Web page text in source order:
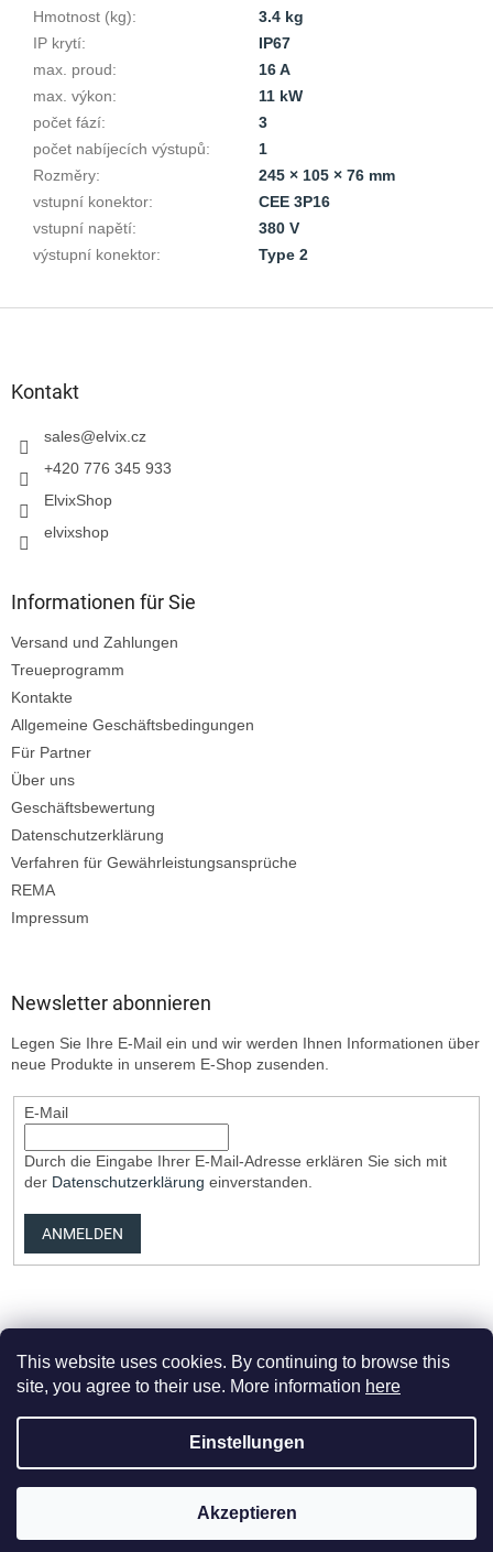
This website uses cookies. By continuing to browse this
site, you agree to their use. More information here
Einstellungen
Akzeptieren
Hmotnost (kg):
3.4 kg
IP krytí:
IP67
max. proud:
16 A
max. výkon:
11 kW
počet fází:
3
počet nabíjecích výstupů:
1
Rozměry:
245 × 105 × 76 mm
vstupní konektor:
CEE 3P16
vstupní napětí:
380 V
výstupní konektor: Type 2
Kontakt
sales@elvix.cz
+420 776 345 933
ElvixShop
elvixshop
Informationen für Sie
Versand und Zahlungen
Treueprogramm
Kontakte
Allgemeine Geschäftsbedingungen
Für Partner
Über uns
Geschäftsbewertung
Datenschutzerklärung
Verfahren für Gewährleistungsansprüche
REMA
Impressum
Newsletter abonnieren
Legen Sie Ihre E-Mail ein und wir werden Ihnen Informationen über
neue Produkte in unserem E-Shop zusenden.
E-Mail
Durch die Eingabe Ihrer E-Mail-Adresse erklären Sie sich mit
der Datenschutzerklärung einverstanden.
ANMELDEN
Einstellungen ändern